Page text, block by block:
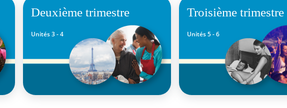
Deuxième trimestre
Unités 3 - 4
Troisième trimestre
Unités 5 - 6